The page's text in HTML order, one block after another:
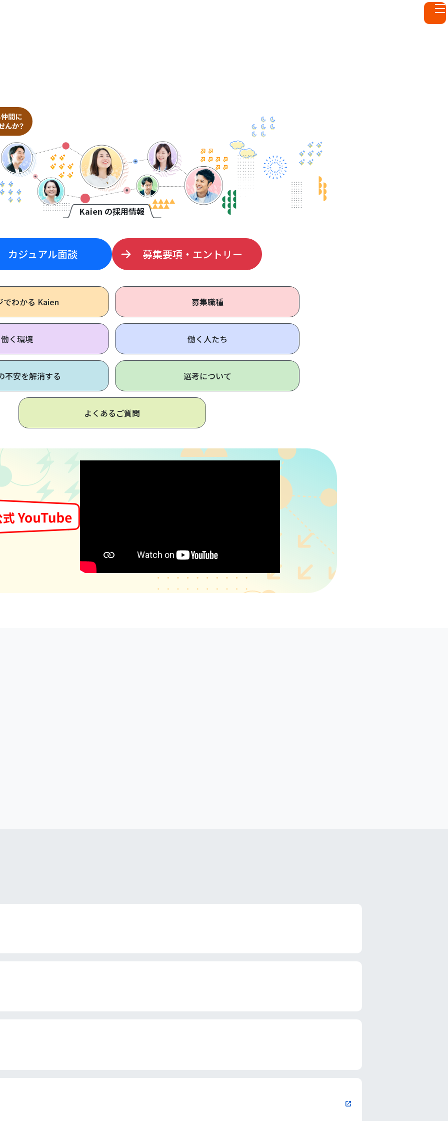
Kaien の採用情報
カジュアル面談 募集要項・エントリー
でわかる Kaien 募集職種
働く環境 働く人たち
不安を解消する 選考について
よくあるご質問